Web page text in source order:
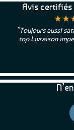
Avis certifiés
“Toujours aussi
top Livraison